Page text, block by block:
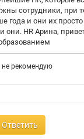
сотрудники, при
года и они их
они. HR Арина,
не рекомендую
Ответить